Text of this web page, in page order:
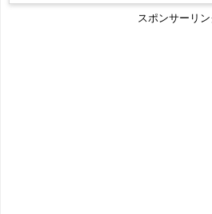
スポンサーリン